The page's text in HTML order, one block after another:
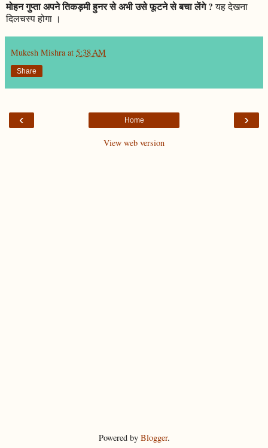
मोहन गुप्ता अपने तिकड़मी हुनर से अभी उसे फूटने से बचा लेंगे ?यह देखना
दिलचस्प होगा ।
Mukesh Mishra at 5:38 AM
Share
‹ ›
Home
View web version
Powered by Blogger.